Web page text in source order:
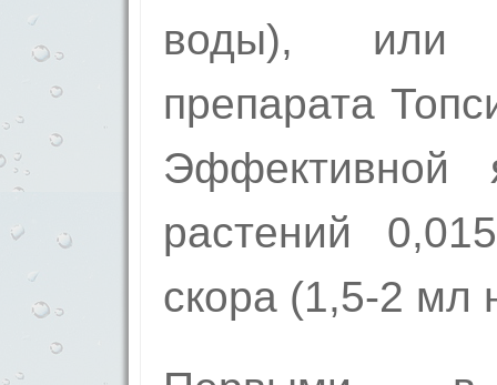
воды), или
препарата
Эффективной
растений
скора (1,5-2 мл